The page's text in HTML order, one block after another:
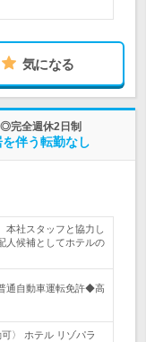
気になる
完全週休2日制
伴う転勤なし
本社スタッフと協力し
人候補としてホテルの
通自動車運転免許◆高
〉 ホテル リゾパラ